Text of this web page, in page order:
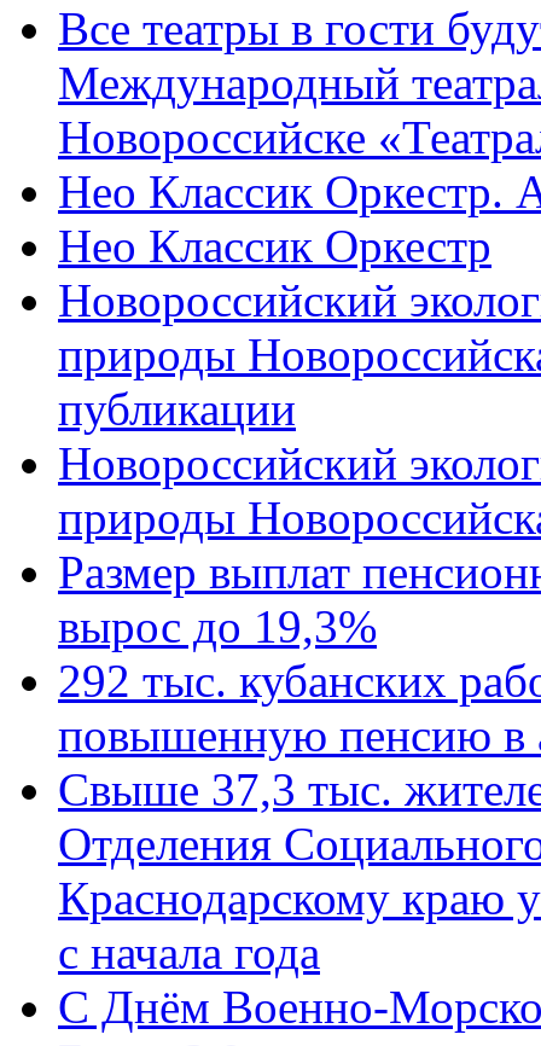
Все театры в гости
Международный
Новороссийске
Нео Классик Оркестр.
Нео Классик Оркестр
Новороссийский
природы
публикации
Новороссийский
природы
Размер выплат
вырос до 19,3%
292 тыс. кубанских
повышенную пенсию в
Свыше 37,3 тыс.
Отделения
Краснодарскому краю
с начала года
C Днём Военно-